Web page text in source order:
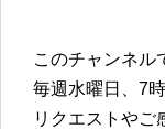
このチャンネル
毎週水曜日、7
リクエストやご